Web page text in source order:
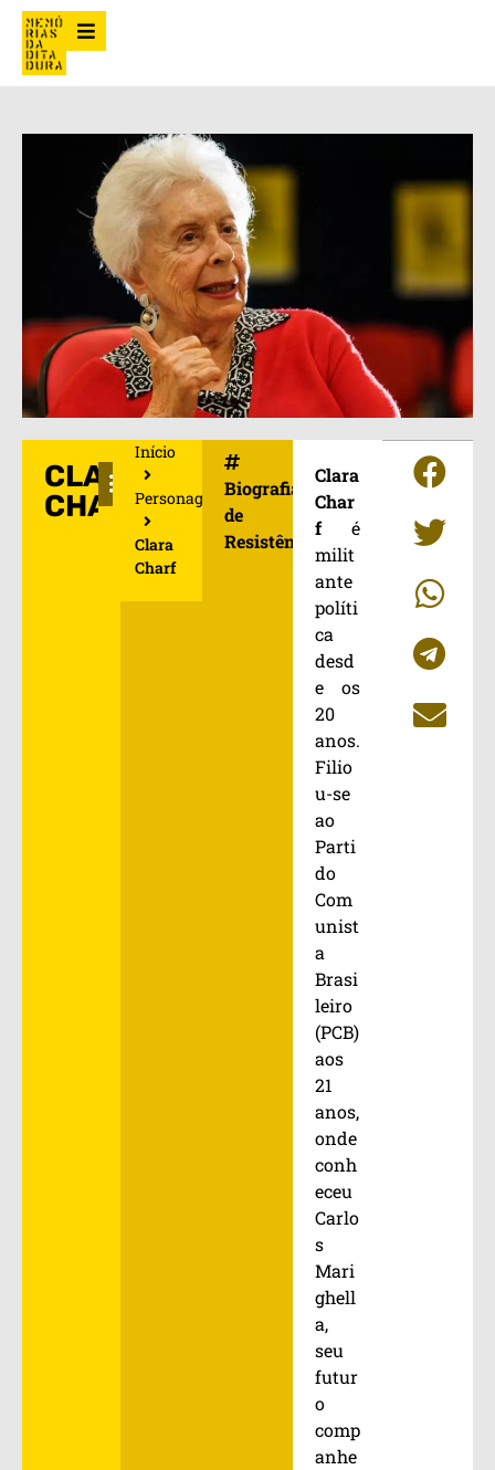
CLARA
CHARF
Início
Personagens
Clara
Charf
Biografias
de
Resistência
Clara
Char
fé
milit
ante
políti
ca
desd
e os
20
anos.
Filio
u-se
ao
Parti
do
Com
unist
a
Brasi
leiro
(PCB)
aos
21
anos,
onde
conh
eceu
Carlo
s
Mari
ghell
a,
seu
futur
o
comp
anhe